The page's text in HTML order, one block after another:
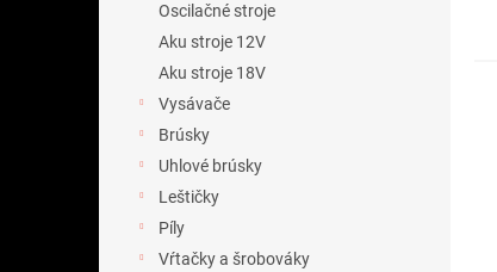
Oscilačné stroje
Aku stroje 12V
Aku stroje 18V
Vysávače
Brúsky
Uhlové brúsky
Leštičky
Píly
Vŕtačky a šrobováky